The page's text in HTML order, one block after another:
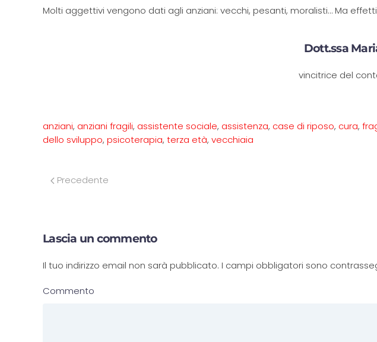
Molti aggettivi vengono dati agli anziani: vecchi, pesanti, moralisti… Ma
Dott.ssa
vincitrice del
anziani, anziani fragili, assistente sociale, assistenza, case di riposo, cura,
dello sviluppo, psicoterapia, terza età, vecchiaia
Precedente
Lascia un commento
Il tuo indirizzo email non sarà pubblicato. I campi obbligatori sono
Commento